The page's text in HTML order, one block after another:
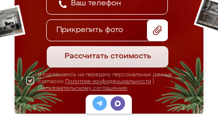
Прикрепить фото
Рассчитать стоимость
Я соглашаюсь на передачу персональных данных
согласно Политике конфиденциальности
Пользовательскому соглашению